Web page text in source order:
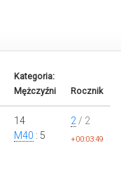
Kategoria:
Mężczyźni
Rocznik
14
M40 : 5
2 / 2
+00:03:49